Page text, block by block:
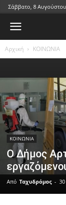
Σάββατο, 8
Αρχική ΚΟΙΝΩΝΙΑ
ΚΟΙΝΩΝΙΑ
Ο Δήμος
Από Ταχυδρόμος -